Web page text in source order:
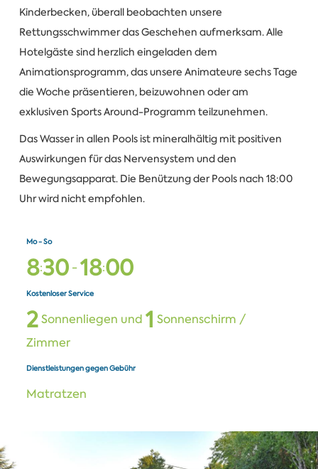
Kinderbecken, überall beobachten unsere
Rettungsschwimmer das Geschehen aufmerksam. Alle
Hotelgäste sind herzlich eingeladen dem
Animationsprogramm, das unsere Animateure sechs Tage
die Woche präsentieren, beizuwohnen oder am
exklusiven Sports Around-Programm teilzunehmen.
Das Wasser in allen Pools ist mineralhältig mit positiven
Auswirkungen für das Nervensystem und den
Bewegungsapparat. Die Benützung der Pools nach 18:00
Uhr wird nicht empfohlen.
Mo - So
8:30-18:00
Kostenloser Service
2Sonnenliegen und 1 Sonnenschirm /
Zimmer
Dienstleistungen gegen Gebühr
Matratzen